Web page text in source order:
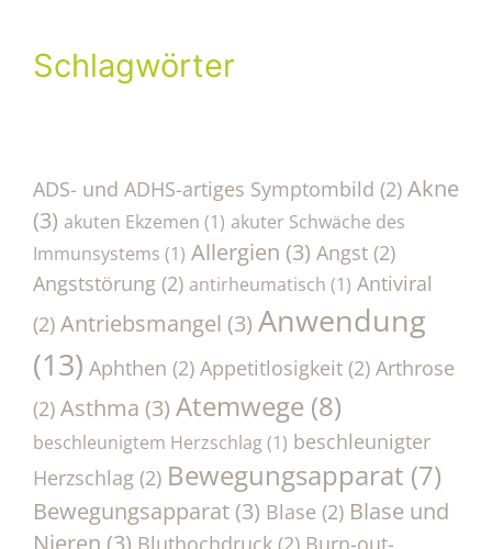
Schlagwörter
ADS- und ADHS-artiges Symptombild (2) Akne
(3) akuten Ekzemen (1) akuter Schwäche des
Immunsystems (1) Allergien (3) Angst (2)
Angststörung (2) antirheumatisch (1) Antiviral
(2) Antriebsmangel (3) Anwendung
(13) Aphthen (2) Appetitlosigkeit (2) Arthrose
(2) Asthma (3) Atemwege (8)
beschleunigtem Herzschlag(1) beschleunigter
Herzschlag (2) Bewegungsapparat (7)
Bewegungsapparat (3) Blase (2) Blase und
Nieren (3) Bluthochdruck (2) Burn-out-